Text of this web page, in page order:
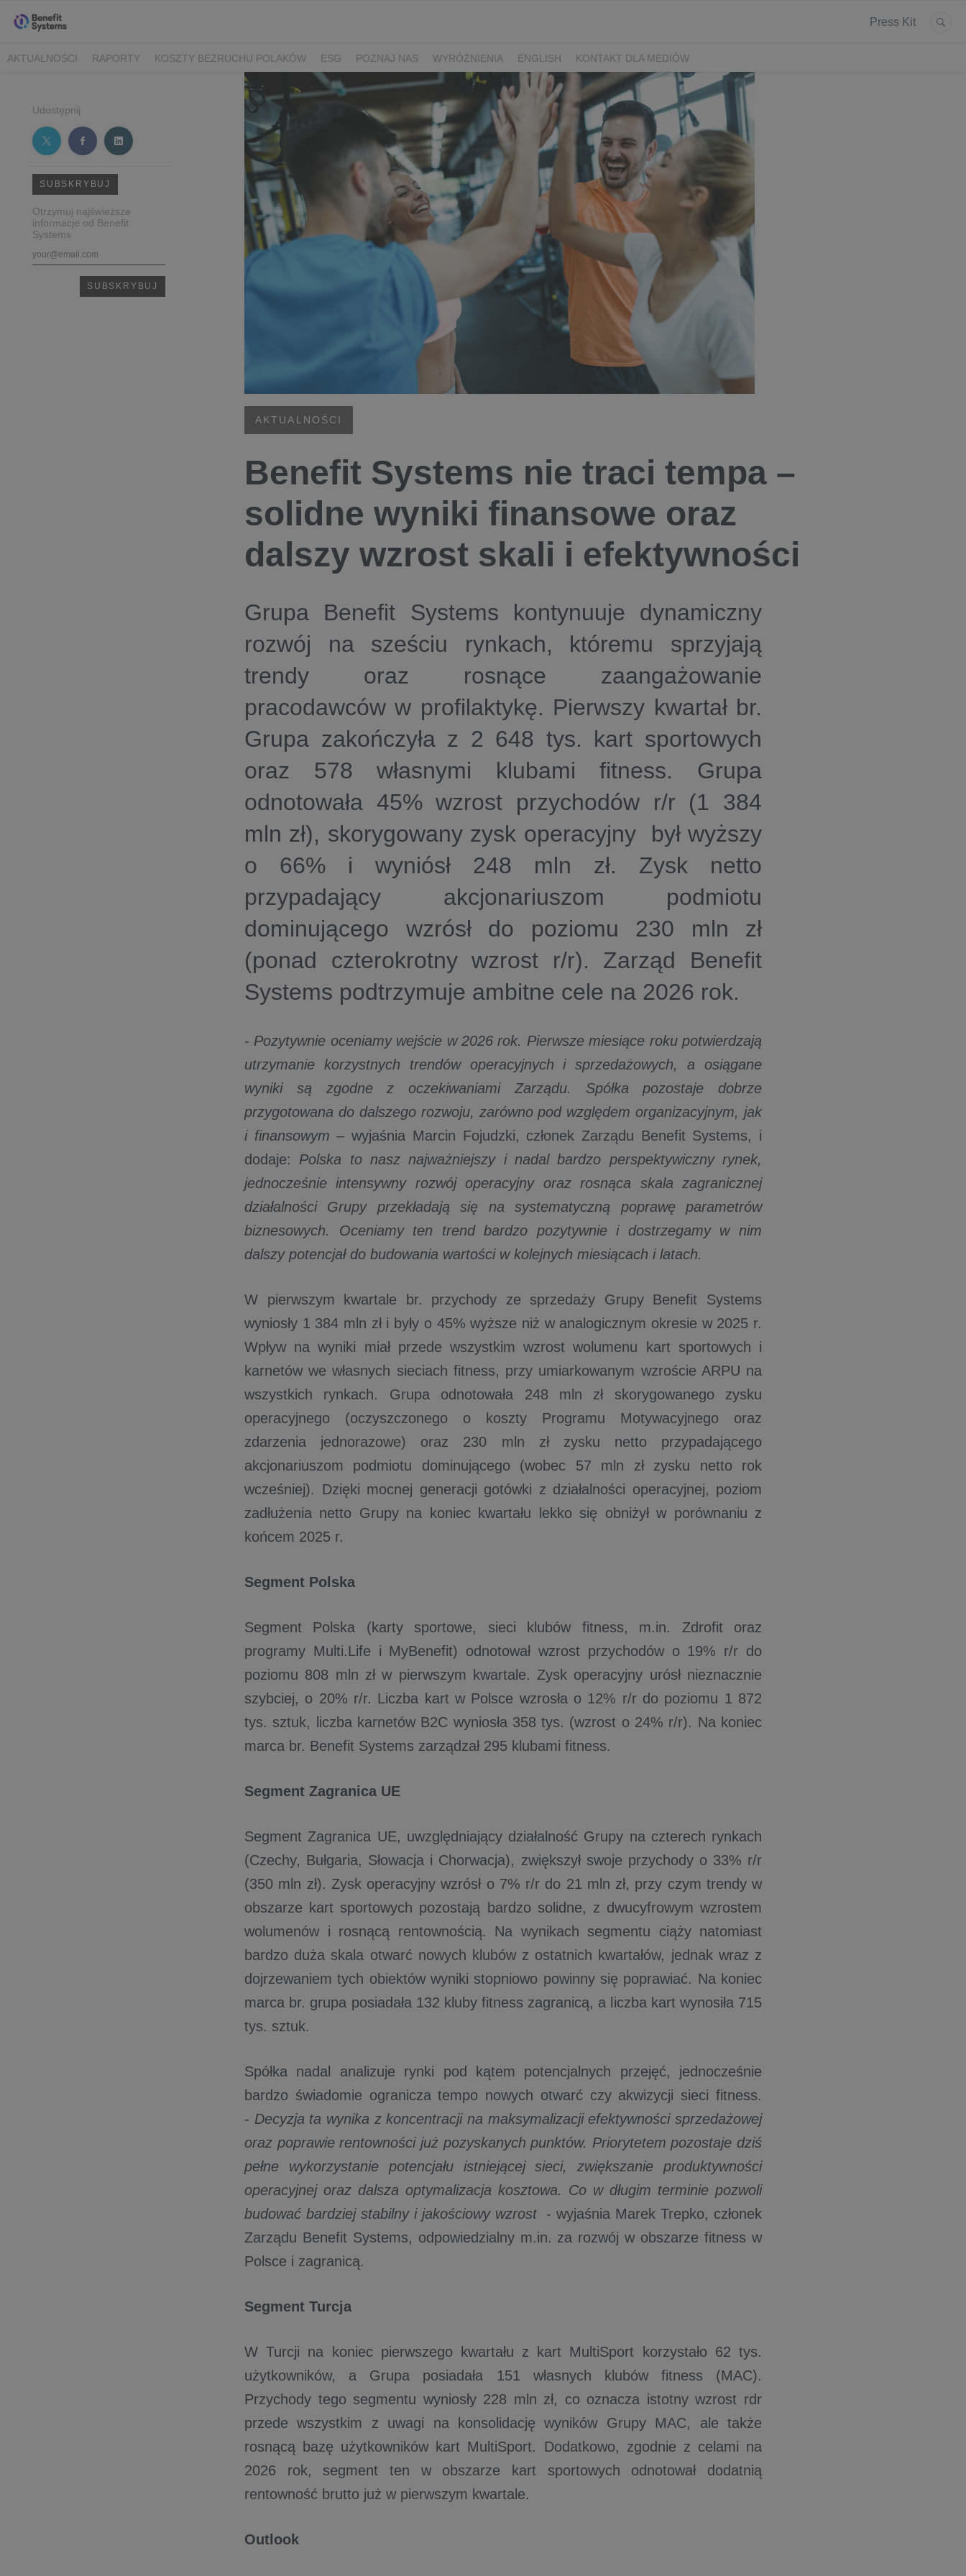
Press Kit
AKTUALNOŚCI RAPORTY KOSZTY BEZRUCHU POLAKÓW ESG POZNAJ NAS WYRÓŻNIENIA ENGLISH KONTAKT DLA MEDIÓW
Udostępnij
SUBSKRYBUJ
Otrzymuj najświeższe
informacje od Benefit
Systems
AKTUALNOŚCI
Benefit Systems nie traci tempa –
solidne wyniki finansowe oraz
dalszy wzrost skali i efektywności
Grupa Benefit Systems kontynuuje dynamiczny
rozwój na sześciu rynkach, któremu sprzyjają
trendy oraz rosnące zaangażowanie
pracodawców w profilaktykę. Pierwszy kwartał br.
Grupa zakończyła z 2 648 tys. kart sportowych
oraz 578 własnymi klubami fitness. Grupa
odnotowała 45% wzrost przychodów r/r (1 384
mln zł), skorygowany zysk operacyjny był wyższy
o 66% i wyniósł 248 mln zł. Zysk netto
przypadający akcjonariuszom podmiotu
dominującego wzrósł do poziomu 230 mln zł
(ponad czterokrotny wzrost r/r). Zarząd Benefit
Systems podtrzymuje ambitne cele na 2026 rok.
- Pozytywnie oceniamy wejście w 2026 rok. Pierwsze miesiące roku potwierdzają
utrzymanie korzystnych trendów operacyjnych i sprzedażowych, a osiągane
wyniki są zgodne z oczekiwaniami Zarządu. Spółka pozostaje dobrze
przygotowana do dalszego rozwoju, zarówno pod względem organizacyjnym, jak
i finansowym – wyjaśnia Marcin Fojudzki, członek Zarządu Benefit Systems, i
dodaje: Polska to nasz najważniejszy i nadal bardzo perspektywiczny rynek,
jednocześnie intensywny rozwój operacyjny oraz rosnąca skala zagranicznej
działalności Grupy przekładają się na systematyczną poprawę parametrów
biznesowych. Oceniamy ten trend bardzo pozytywnie i dostrzegamy w nim
dalszy potencjał do budowania wartości w kolejnych miesiącach i latach.
W pierwszym kwartale br. przychody ze sprzedaży Grupy Benefit Systems
wyniosły 1 384 mln zł i były o 45% wyższe niż w analogicznym okresie w 2025 r.
Wpływ na wyniki miał przede wszystkim wzrost wolumenu kart sportowych i
karnetów we własnych sieciach fitness, przy umiarkowanym wzroście ARPU na
wszystkich rynkach. Grupa odnotowała 248 mln zł skorygowanego zysku
operacyjnego (oczyszczonego o koszty Programu Motywacyjnego oraz
zdarzenia jednorazowe) oraz 230 mln zł zysku netto przypadającego
akcjonariuszom podmiotu dominującego (wobec 57 mln zł zysku netto rok
wcześniej). Dzięki mocnej generacji gotówki z działalności operacyjnej, poziom
zadłużenia netto Grupy na koniec kwartału lekko się obniżył w porównaniu z
końcem 2025 r.
Segment Polska
Segment Polska (karty sportowe, sieci klubów fitness, m.in. Zdrofit oraz
programy Multi.Life i MyBenefit) odnotował wzrost przychodów o 19% r/r do
poziomu 808 mln zł w pierwszym kwartale. Zysk operacyjny urósł nieznacznie
szybciej, o 20% r/r. Liczba kart w Polsce wzrosła o 12% r/r do poziomu 1 872
tys. sztuk, liczba karnetów B2C wyniosła 358 tys. (wzrost o 24% r/r). Na koniec
marca br. Benefit Systems zarządzał 295 klubami fitness.
Segment Zagranica UE
Segment Zagranica UE, uwzględniający działalność Grupy na czterech rynkach
(Czechy, Bułgaria, Słowacja i Chorwacja), zwiększył swoje przychody o 33% r/r
(350 mln zł). Zysk operacyjny wzrósł o 7% r/r do 21 mln zł, przy czym trendy w
obszarze kart sportowych pozostają bardzo solidne, z dwucyfrowym wzrostem
wolumenów i rosnącą rentownością. Na wynikach segmentu ciąży natomiast
bardzo duża skala otwarć nowych klubów z ostatnich kwartałów, jednak wraz z
dojrzewaniem tych obiektów wyniki stopniowo powinny się poprawiać. Na koniec
marca br. grupa posiadała 132 kluby fitness zagranicą, a liczba kart wynosiła 715
tys. sztuk.
Spółka nadal analizuje rynki pod kątem potencjalnych przejęć, jednocześnie
bardzo świadomie ogranicza tempo nowych otwarć czy akwizycji sieci fitness.
- Decyzja ta wynika z koncentracji na maksymalizacji efektywności sprzedażowej
oraz poprawie rentowności już pozyskanych punktów. Priorytetem pozostaje dziś
pełne wykorzystanie potencjału istniejącej sieci, zwiększanie produktywności
operacyjnej oraz dalsza optymalizacja kosztowa. Co w długim terminie pozwoli
budować bardziej stabilny i jakościowy wzrost
- wyjaśnia Marek Trepko, członek
Zarządu Benefit Systems, odpowiedzialny m.in. za rozwój w obszarze fitness w
Polsce i zagranicą.
Segment Turcja
W Turcji na koniec pierwszego kwartału z kart MultiSport korzystało 62 tys.
użytkowników, a Grupa posiadała 151 własnych klubów fitness (MAC).
Przychody tego segmentu wyniosły 228 mln zł, co oznacza istotny wzrost rdr
przede wszystkim z uwagi na konsolidację wyników Grupy MAC, ale także
rosnącą bazę użytkowników kart MultiSport. Dodatkowo, zgodnie z celami na
2026 rok, segment ten w obszarze kart sportowych odnotował dodatnią
rentowność brutto już w pierwszym kwartale.
Outlook